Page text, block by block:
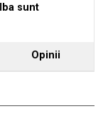
sunt
Opinii